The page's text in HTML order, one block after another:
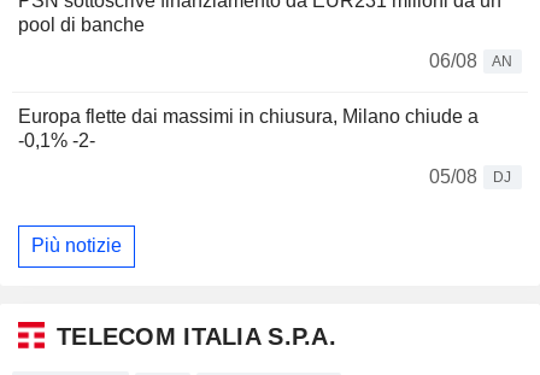
pool di banche
06/08
AN
Europa flette dai massimi in chiusura, Milano chiude a
-0,1% -2-
05/08
DJ
Più notizie
TELECOM ITALIA S.P.A.